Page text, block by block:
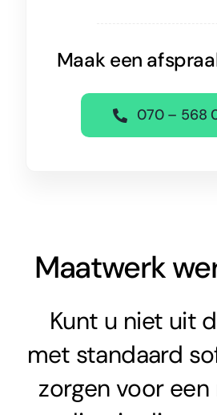
Maak een
070 – 568
Maatwerk
Kunt u niet uit
met standaard
zorgen voor